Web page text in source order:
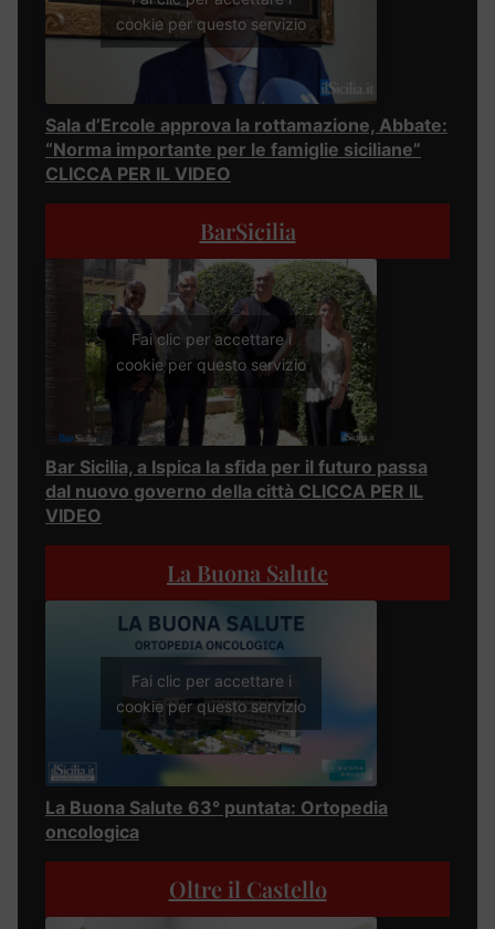
cookie per questo servizio
Sala d’Ercole approva la rottamazione, Abbate:
“Norma importante per le famiglie siciliane”
CLICCA PER IL VIDEO
BarSicilia
Fai clic per accettare i
cookie per questo servizio
Bar Sicilia, a Ispica la sfida per il futuro passa
dal nuovo governo della città CLICCA PER IL
VIDEO
La Buona Salute
Fai clic per accettare i
cookie per questo servizio
La Buona Salute 63° puntata: Ortopedia
oncologica
Oltre il Castello